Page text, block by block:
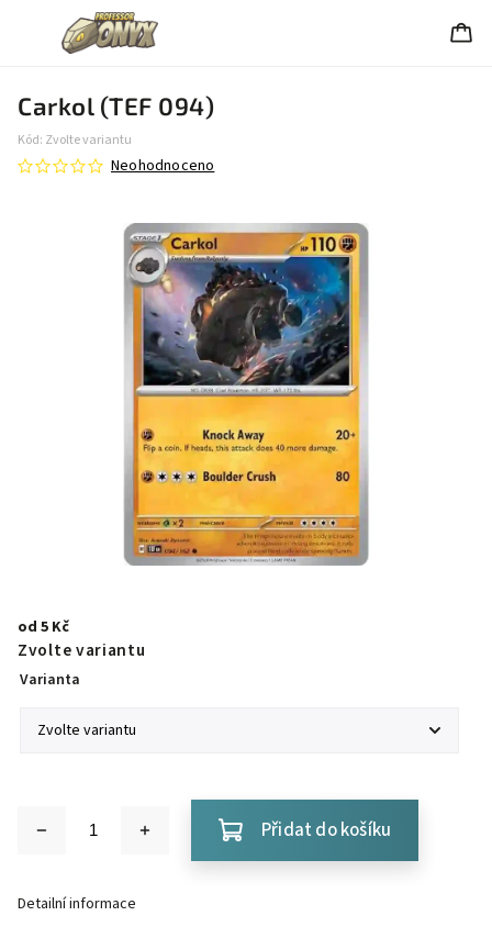
Carkol (TEF 094)
Kód: Zvolte variantu
Neohodnoceno
od 5 Kč
Zvolte variantu
Varianta
Přidat do košíku
Detailní informace